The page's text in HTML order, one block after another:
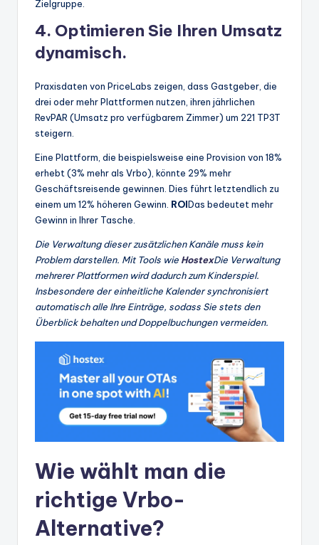
Zielgruppe.
4. Optimieren Sie Ihren Umsatz
dynamisch.
Praxisdaten von PriceLabs zeigen, dass Gastgeber, die
drei oder mehr Plattformen nutzen, ihren jährlichen
RevPAR (Umsatz pro verfügbarem Zimmer) um 221 TP3T
steigern.
Eine Plattform, die beispielsweise eine Provision von 18%
erhebt (3% mehr als Vrbo), könnte 29% mehr
Geschäftsreisende gewinnen. Dies führt letztendlich zu
einem um 12% höheren Gewinn. ROIDas bedeutet mehr
Gewinn in Ihrer Tasche.
Die Verwaltung dieser zusätzlichen Kanäle muss kein
Problem darstellen. Mit Tools wie HostexDie Verwaltung
mehrerer Plattformen wird dadurch zum Kinderspiel.
Insbesondere der einheitliche Kalender synchronisiert
automatisch alle Ihre Einträge, sodass Sie stets den
Überblick behalten und Doppelbuchungen vermeiden.
Wie wählt man die
richtige Vrbo-
Alternative?